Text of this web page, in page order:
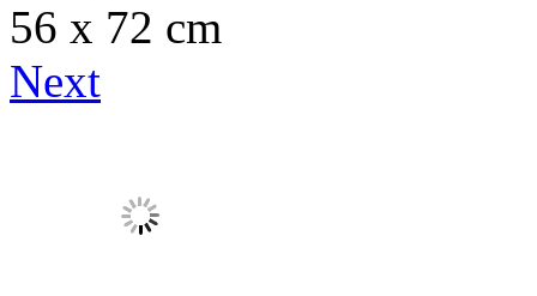
56 x 72 cm
Next